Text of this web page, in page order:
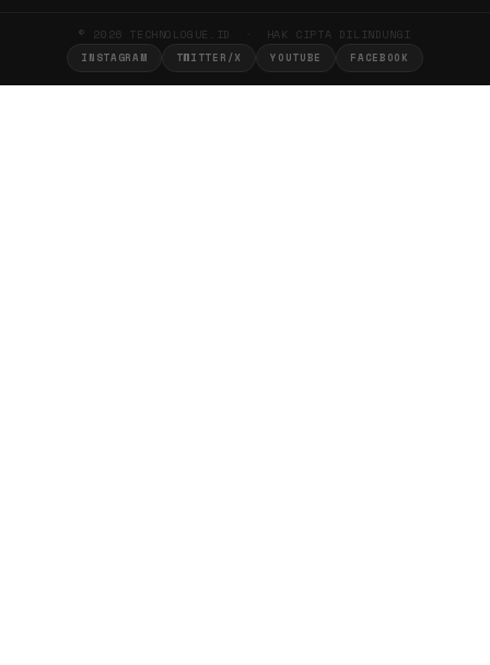
© 2026 TECHNOLOGUE.ID · HAK CIPTA DILINDUNGI
INSTAGRAM TWITTER/X YOUTUBE FACEBOOK